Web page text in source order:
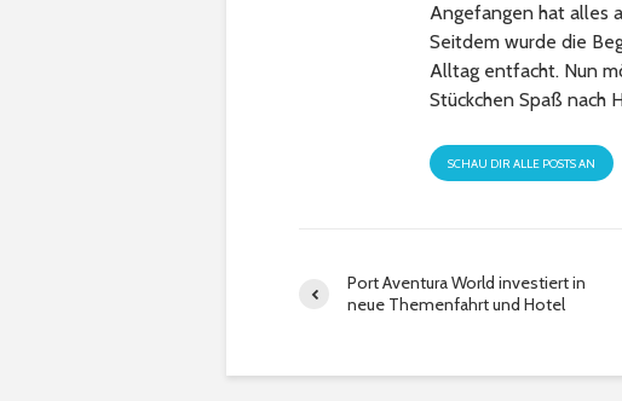
Angefangen hat alles
Seitdem wurde die
Alltag entfacht. Nun
Stückchen Spaß nach
SCHAU DIR ALLE POSTS AN
Port Aventura World investiert in
neue Themenfahrt und Hotel